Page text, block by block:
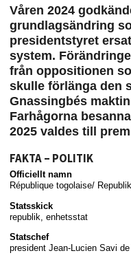
Våren 2024
grundlagsändring
presidentstyret
system.
från oppositionen
skulle förlänga den
Gnassingbés
Farhågorna
2025 valdes till
FAKTA – POLITIK
Officiellt namn
République togolaise/
Statsskick
republik, enhetsstat
Statschef
president Jean-Lucien Savi